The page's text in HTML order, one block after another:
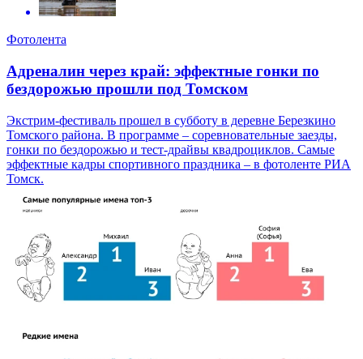
Фотолента
Адреналин через край: эффектные гонки по
бездорожью прошли под Томском
Экстрим-фестиваль прошел в субботу в деревне Березкино
Томского района. В программе – соревновательные заезды,
гонки по бездорожью и тест-драйвы квадроциклов. Самые
эффектные кадры спортивного праздника – в фотоленте РИА
Томск.